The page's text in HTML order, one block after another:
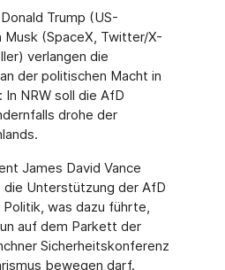
Trump (US-
Musk (SpaceX, Twitter/X-
verlangen die
der politischen Macht in
In NRW soll die AfD
drohe der
James David Vance
Unterstützung der AfD
was dazu führte,
auf dem Parkett der
Sicherheitskonferenz
bewegen darf.